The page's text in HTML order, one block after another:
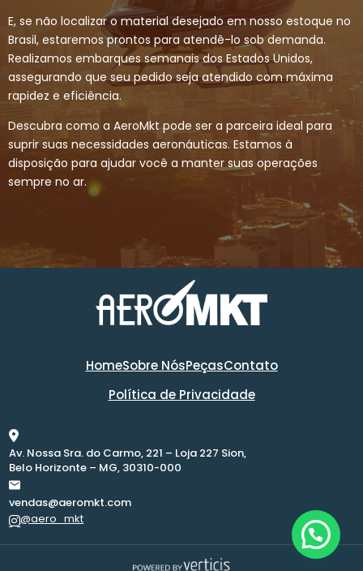
E, se não localizar o material desejado em nosso estoque no
Brasil, estaremos prontos para atendê-lo sob demanda.
Realizamos embarques semanais dos Estados Unidos,
assegurando que seu pedido seja atendido com máxima
rapidez e eficiência.
Descubra como a AeroMkt pode ser a parceira ideal para
suprir suas necessidades aeronáuticas. Estamos à
disposição para ajudar você a manter suas operações
sempre no ar.
HomeSobre NósPeçasContato
Política de Privacidade
Av. Nossa Sra. do Carmo, 221 – Loja 227 Sion,
Belo Horizonte – MG, 30310-000
vendas@aeromkt.com
@aero_mkt